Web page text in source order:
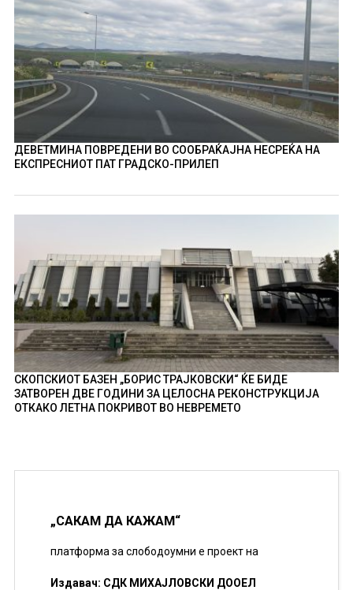
ДЕВЕТМИНА ПОВРЕДЕНИ ВО СООБРАЌАЈНА НЕСРЕЌА НА
ЕКСПРЕСНИОТ ПАТ ГРАДСКО-ПРИЛЕП
СКОПСКИОТ БАЗЕН „БОРИС ТРАЈКОВСКИ“ ЌЕ БИДЕ
ЗАТВОРЕН ДВЕ ГОДИНИ ЗА ЦЕЛОСНА РЕКОНСТРУКЦИЈА
ОТКАКО ЛЕТНА ПОКРИВОТ ВО НЕВРЕМЕТО
„САКАМ ДА КАЖАМ“
платформа за слободоумни е проект на
Издавач: СДК МИХАЈЛОВСКИ ДООЕЛ